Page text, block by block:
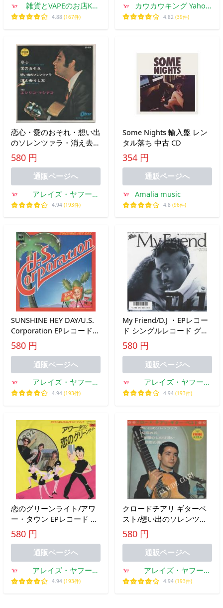
雑貨とVAPEのお店Kul
Kul
4.88 (167件)
カウカウキング Yahoo!
ショッピング店
4.82 (39件)
恋心・愛のおそれ・想い出
のソレンツァラ・消え去り
し友/エンリコ・マシアス
EPレコード シングルレコ
580 円
通販ページへ
アレイズ・ヤフー
SHOP
4.94 (193件)
Some Nights 輸入盤 レン
タル落ち 中古 CD
354 円
通販ページへ
Amalia music
4.8 (96件)
SUNSHINE HEY DAY/U.S.
Corporation EPレコード
シングルレコード
580 円
通販ページへ
アレイズ・ヤフー
SHOP
4.94 (193件)
My Friend/D.J ・EPレコー
ド シングルレコード グリ
コアーモンドチョコレート
CFイメージソング
580 円
通販ページへ
アレイズ・ヤフー
SHOP
4.94 (193件)
恋のグリーンライト/アワ
ー・タウン EPレコード シ
ングルレコード/タカラ缶
チューハイイメージソング
580 円
通販ページへ
アレイズ・ヤフー
SHOP
4.94 (193件)
クロードチアリ ギターベ
スト/想い出のソレンツァ
ラ他 EPレコード シングル
レコード
580 円
通販ページへ
アレイズ・ヤフー
SHOP
4.94 (193件)